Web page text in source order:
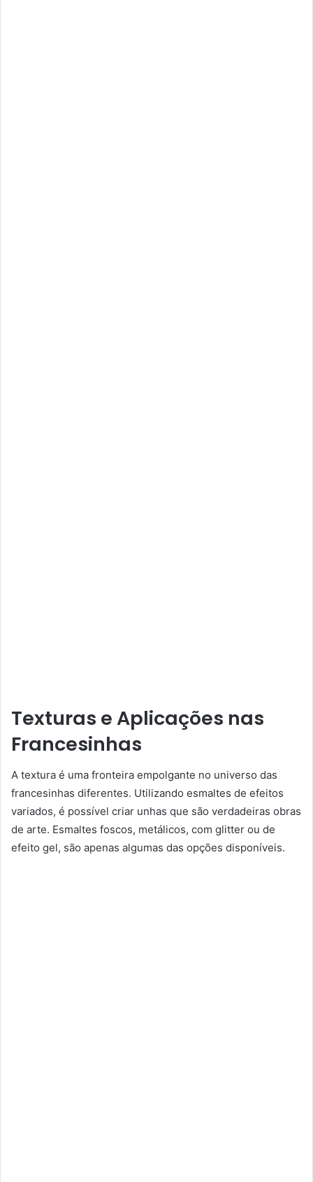
Texturas e Aplicações nas
Francesinhas
A textura é uma fronteira empolgante no universo das
francesinhas diferentes. Utilizando esmaltes de efeitos
variados, é possível criar unhas que são verdadeiras obras
de arte. Esmaltes foscos, metálicos, com glitter ou de
efeito gel, são apenas algumas das opções disponíveis.